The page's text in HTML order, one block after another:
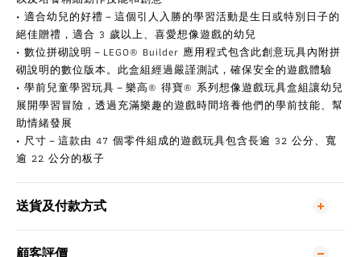
• 適合幼兒的好禮－這個引人入勝的學習活動是生日或特別日子的
絕佳贈禮，適合 3 歲以上、喜愛想像遊戲的幼兒
• 數位拼砌說明－LEGO® Builder 應用程式包含此創意玩具內附拼
砌說明的數位版本。此盒組經過嚴謹測試，確保安全的遊戲體驗
• 學前兒童學習玩具－樂高® 得寶® 系列想像遊戲玩具盒組讓幼兒
展開學習冒險，透過充滿樂趣的遊戲時間培養他們的學前技能、幫
助情緒發展
• 尺寸－這款由 47 個零件組成的遊戲玩具包含長逾 32 公分、寬
逾 22 公分的板子
送貨及付款方式